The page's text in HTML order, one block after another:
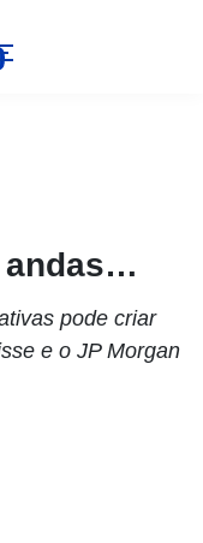
andas…
pode criar
e o JP Morgan